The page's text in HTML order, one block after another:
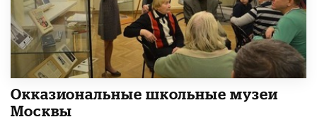
​Окказиональные школьные музеи
Москвы